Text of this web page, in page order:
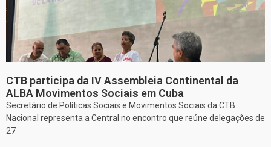
CTB participa da IV Assembleia Continental da
ALBA Movimentos Sociais em Cuba
Secretário de Políticas Sociais e Movimentos Sociais da CTB
Nacional representa a Central no encontro que reúne delegações de
27